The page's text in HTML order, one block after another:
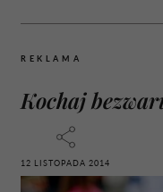
REKLAMA
Kochaj
12 LISTOPADA 2014